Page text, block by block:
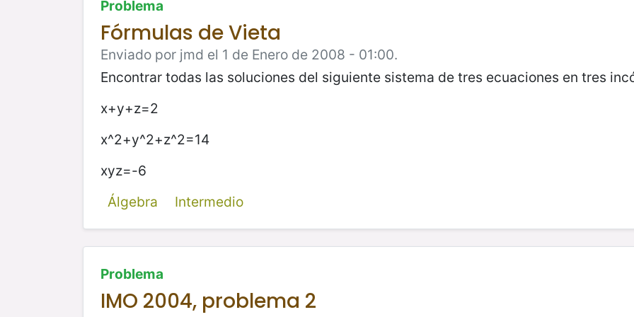
Problema
Fórmulas de Vieta
Enviado por jmd el 1 de Enero de 2008 - 01:00.
Encontrar todas las soluciones del siguiente sistema de tres ecuaciones en tres
x+y+z=2
x^2+y^2+z^2=14
xyz=-6
Álgebra
Intermedio
Problema
IMO 2004, problema 2